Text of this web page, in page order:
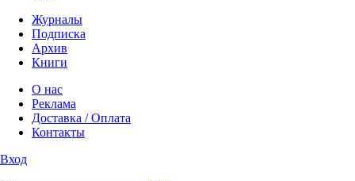
Журналы
Подписка
Архив
Книги
О нас
Реклама
Доставка / Оплата
Контакты
Вход